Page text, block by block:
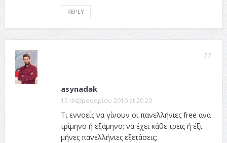
REPLY
22
asynadak
15 Φεβρουαρίου 2010 at 20:29
Τι εννοείς να γίνουν οι πανελλήνιες free ανά
τρίμηνο ή εξάμηνο; να έχει κάθε τρεις ή έξι
μήνες πανελλήνιες εξετάσεις;